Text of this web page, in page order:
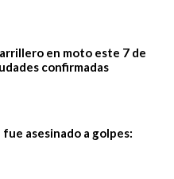
en moto este 7 de
confirmadas
asesinado a golpes: